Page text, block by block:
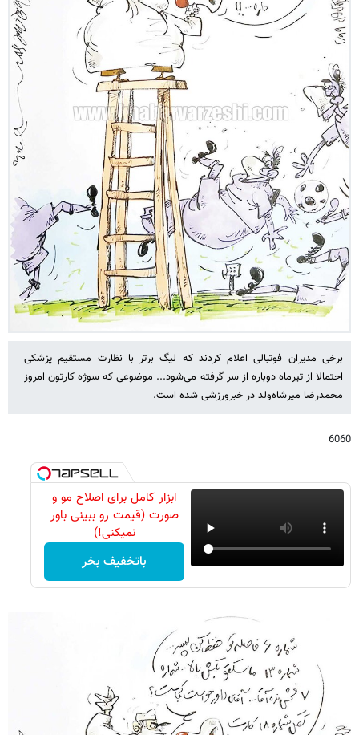
برخی مدیران فوتبالی اعلام کردند که لیگ برتر با نظارت مستقیم پزشکی
احتمالا از تیرماه دوباره از سر گرفته می‌شود... موضوعی که سوژه کارتون امروز
محمدرضا میرشاه‌ولد در خبرورزشی شده است.
6060
ابزار کامل برای اصلاح مو و
صورت (قیمت رو ببینی باور
نمیکنی!)
باتخفیف بخر